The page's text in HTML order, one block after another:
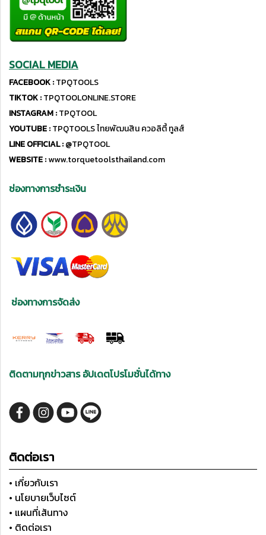
SOCIAL MEDIA
FACEBOOK :TPQTOOLS
TIKTOK :TPQTOOLONLINE.STORE
INSTAGRAM :TPQTOOL
YOUTUBE :TPQTOOLS ไทยพัฒนสิน ควอลิตี้ ทูลส์
LINE OFFICIAL :@TPQTOOL
WEBSITE :www.torquetoolsthailand.com
ช่องทางการชำระเงิน
ช่องทางการจัดส่ง
ติดตามทุกข่าวสาร อัปเดตโปรโมชั่นได้ทาง
ติดต่อเรา
• เกี่ยวกับเรา
• นโยบายเว็บไซต์
• แผนที่เส้นทาง
• ติดต่อเรา